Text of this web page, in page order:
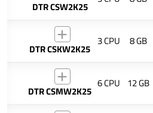
DTR CSW2K25
DTR CSKW2K25
3 CPU 8 GB
DTR CSMW2K25
6 CPU 12 GB